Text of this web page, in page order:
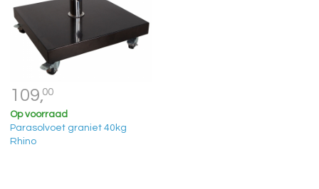
109,00
Op voorraad
Parasolvoet graniet 40kg
Rhino